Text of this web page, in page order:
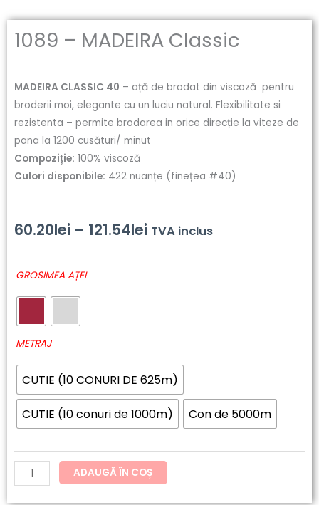
1089 – MADEIRA Classic
MADEIRA CLASSIC 40 – ață de brodat din viscoză pentru
broderii moi, elegante cu un luciu natural. Flexibilitate si
rezistenta – permite brodarea in orice direcție la viteze de
pana la 1200 cusături/ minut
Compoziție: 100% viscoză
Culori disponibile: 422 nuanțe (finețea #40)
60.20lei – 121.54lei Interval
la
121.54lei
TVA inclus
GROSIMEA AȚEI
METRAJ
CUTIE (10 CONURI DE 625m)
CUTIE (10 conuri de 1000m) Con de 5000m
Cantitate
MADEIRA
Classic
ADAUGĂ ÎN COȘ